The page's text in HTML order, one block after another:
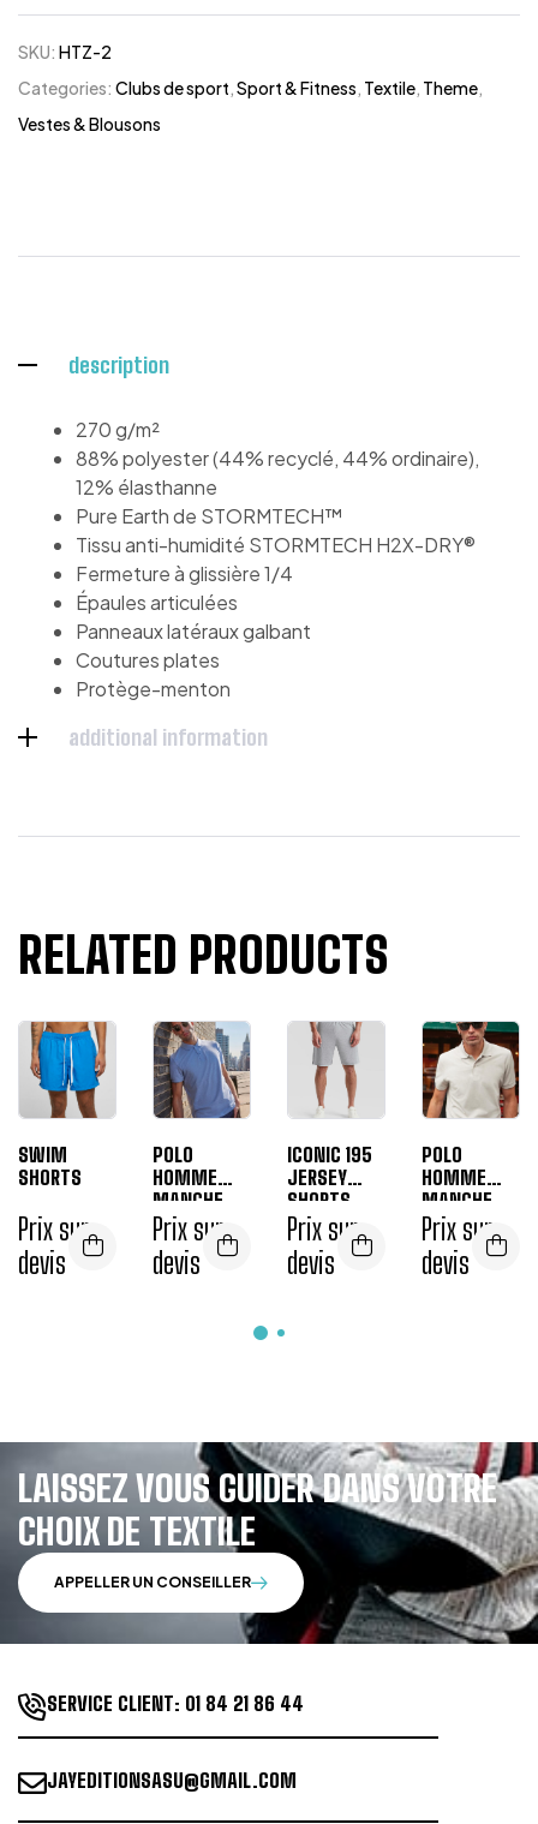
SKU: HTZ-2
Categories: Clubs de sport,Sport & Fitness, Textile, Theme,
Vestes & Blousons
description
270 g/m²
88% polyester (44% recyclé, 44% ordinaire),
12% élasthanne
Pure Earth de STORMTECH™
Tissu anti-humidité STORMTECH H2X-DRY®
Fermeture à glissière 1/4
Épaules articulées
Panneaux latéraux galbant
Coutures plates
Protège-menton
additional information
RELATED PRODUCTS
SWIM
SHORTS
Prix sur
devis
POLO
HOMME
MANCHE
COURTE COL
ROND 210
Prix sur
devis
ICONIC 195
JERSEY
SHORTS
Prix sur
devis
POLO
HOMME
MANCHE
COURTE COL
ROND 180
Prix sur
devis
LAISSEZ VOUS GUIDER DANS VOTRE
CHOIX DE TEXTILE
APPELLER UN CONSEILLER
SERVICE CLIENT: 01 84 21 86 44
JAYEDITIONSASU@GMAIL.COM